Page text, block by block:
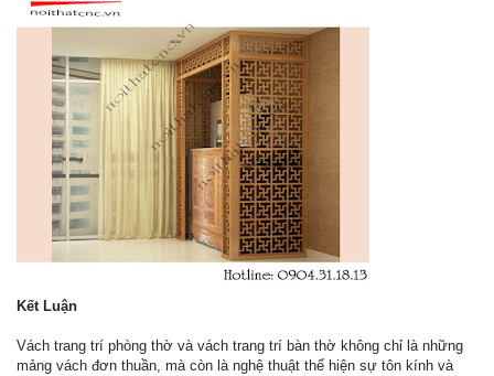
Kết Luận
Vách trang trí phòng thờ và vách trang trí bàn thờ không chỉ là những
mảng vách đơn thuần, mà còn là nghệ thuật thể hiện sự tôn kính và